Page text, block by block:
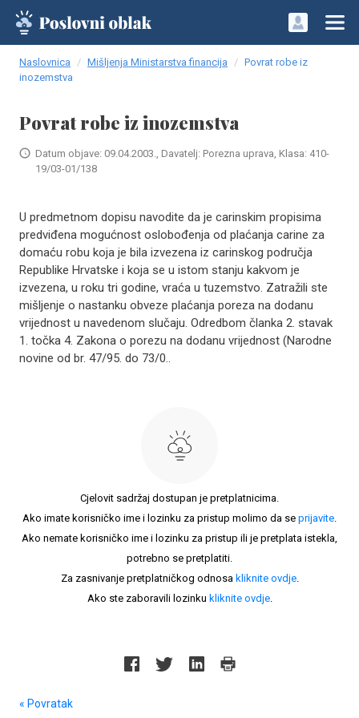
Naslovnica Mišljenja Ministarstva financija
Povrat robe iz
inozemstva
Povrat robe iz inozemstva
Datum objave: 09.04.2003., Davatelj: Porezna uprava, Klasa: 410-
19/03-01/138
U predmetnom dopisu navodite da je carinskim propisima
predviđena mogućnost oslobođenja od plaćanja carine za
domaću robu koja je bila izvezena iz carinskog područja
Republike Hrvatske i koja se u istom stanju kakvom je
izvezena, u roku tri godine, vraća u tuzemstvo. Zatražili ste
mišljenje o nastanku obveze plaćanja poreza na dodanu
vrijednost u navedenom slučaju. Odredbom članka 2. stavak
1. točka 4. Zakona o porezu na dodanu vrijednost (Narodne
novine od br. 47/95. do 73/0..
Cjelovit sadržaj dostupan je pretplatnicima.
Ako imate korisničko ime i lozinku za pristup molimo da se prijavite.
Ako nemate korisničko ime i lozinku za pristup ili je pretplata istekla,
potrebno se pretplatiti.
Za zasnivanje pretplatničkog odnosa kliknite ovdje.
Ako ste zaboravili lozinku kliknite ovdje.
« Povratak